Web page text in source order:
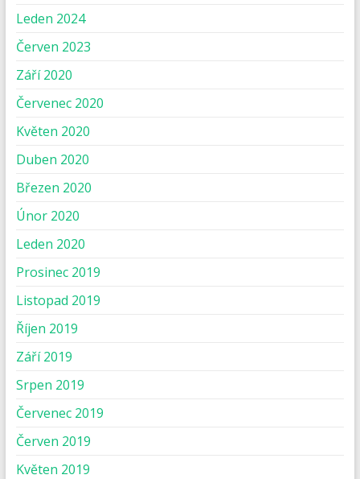
Leden 2024
Červen 2023
Září 2020
Červenec 2020
Květen 2020
Duben 2020
Březen 2020
Únor 2020
Leden 2020
Prosinec 2019
Listopad 2019
Říjen 2019
Září 2019
Srpen 2019
Červenec 2019
Červen 2019
Květen 2019